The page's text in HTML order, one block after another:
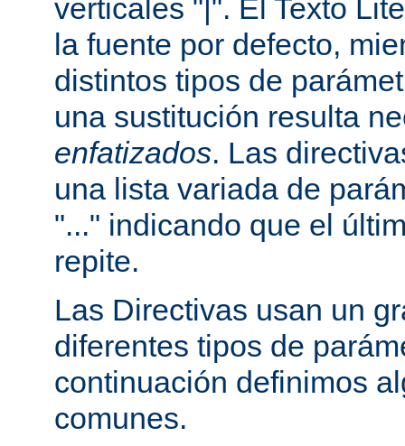
verticales "|". El Texto
la fuente por defecto,
distintos tipos de
una sustitución resulta
enfatizados. Las
una lista variada de
"..." indicando que el
repite.
Las Directivas usan un
diferentes tipos de
continuación definimos
comunes.